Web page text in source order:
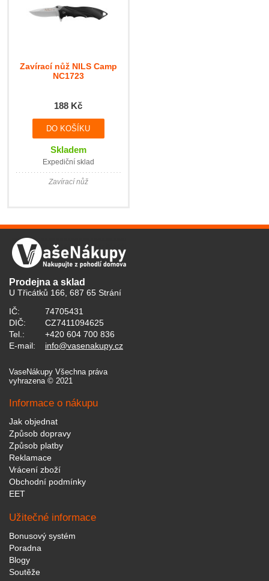
Zavírací nůž NILS Camp
NC1723
188 Kč
Skladem
Expediční sklad
Zavírací nůž
Prodejna a sklad
U Třicátků 166, 687 65 Strání
IČ:
74705431
DIČ:
CZ7411094625
Tel.:
+420 604 700 836
E-mail:
info@vasenakupy.cz
VaseNákupy Všechna práva
vyhrazena © 2021
Informace o nákupu
Jak objednat
Způsob dopravy
Způsob platby
Reklamace
Vrácení zboží
Obchodní podmínky
EET
Užitečné informace
Bonusový systém
Poradna
Blogy
Soutěže